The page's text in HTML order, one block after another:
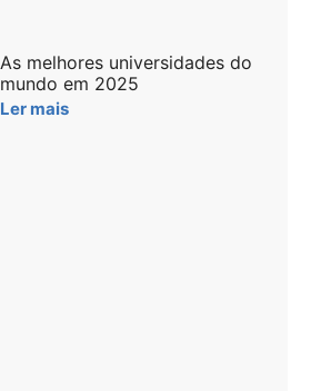
As melhores universidades do
mundo em 2025
Ler mais